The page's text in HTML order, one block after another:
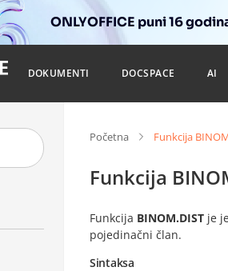
ONLYOFFICE puni 16
DOKUMENTI DOCSPACE AI
Početna Funkcija
Funkcija
Funkcija BINOM.DIST je
pojedinačni član.
Sintaksa